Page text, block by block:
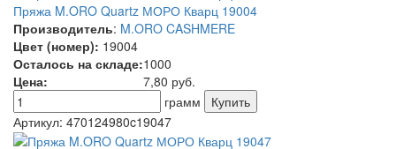
Пряжа M.ORO Quartz МОРО Кварц 19004
Производитель: M.ORO CASHMERE
Цвет (номер): 19004
Осталось на складе:1000
Цена:
7,80 руб.
грамм
Артикул: 470124980c19047